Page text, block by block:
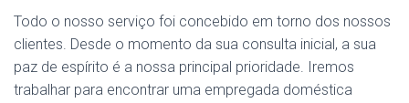
Todo o nosso serviço foi concebido em torno dos nossos
clientes. Desde o momento da sua consulta inicial, a sua
paz de espírito é a nossa principal prioridade. Iremos
trabalhar para encontrar uma empregada doméstica